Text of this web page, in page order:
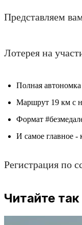
Представляем
Лотерея на
Полная автономка
Маршрут 19 км с
Формат
И самое главное -
Регистрация по
Читайте